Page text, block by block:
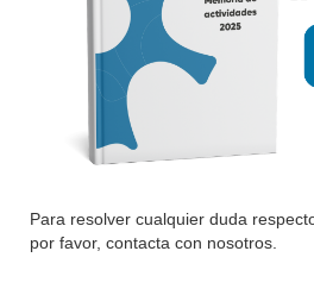
Para resolver cualquier duda
por favor, contacta con nosotros.